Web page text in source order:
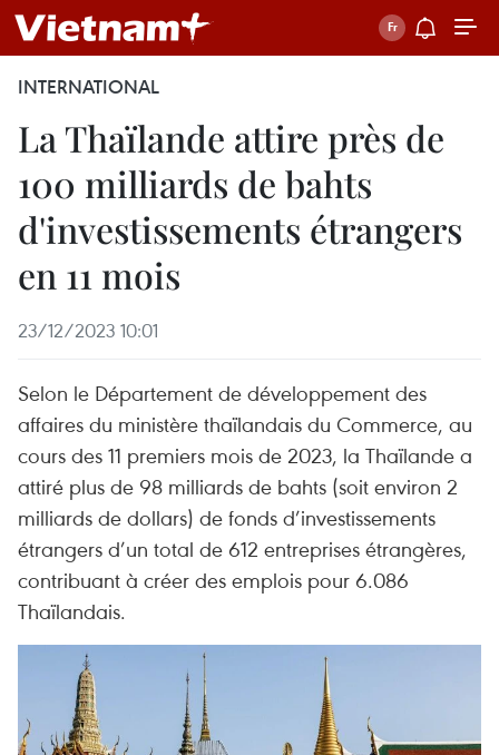
INTERNATIONAL
La Thaïlande attire près de
100 milliards de bahts
d'investissements étrangers
en 11 mois
23/12/2023 10:01
Selon le Département de développement des
affaires du ministère thaïlandais du Commerce, au
cours des 11 premiers mois de 2023, la Thaïlande a
attiré plus de 98 milliards de bahts (soit environ 2
milliards de dollars) de fonds d’investissements
étrangers d’un total de 612 entreprises étrangères,
contribuant à créer des emplois pour 6.086
Thaïlandais.